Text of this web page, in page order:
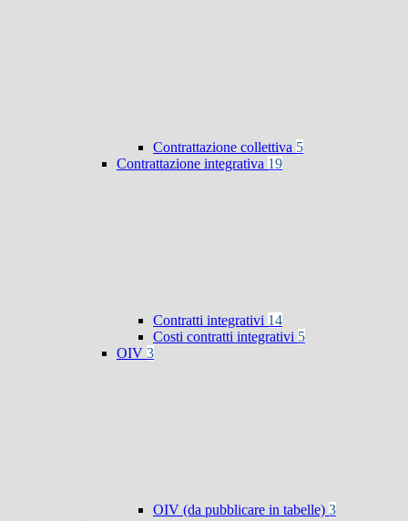
Contrattazione collettiva 5
Contrattazione integrativa 19
Contratti integrativi 14
Costi contratti integrativi 5
OIV 3
OIV (da pubblicare in tabelle) 3